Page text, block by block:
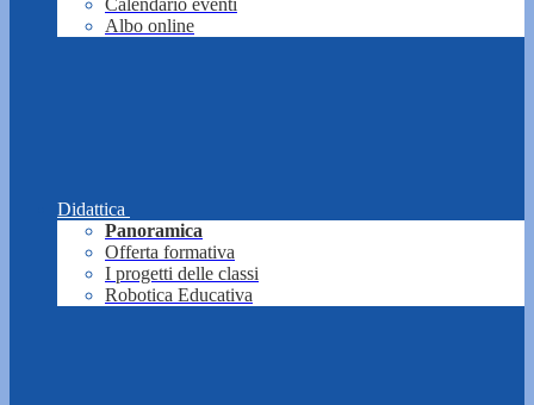
Calendario eventi
Albo online
Didattica
Panoramica
Offerta formativa
I progetti delle classi
Robotica Educativa